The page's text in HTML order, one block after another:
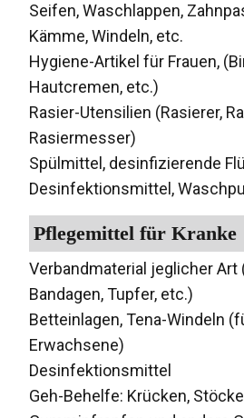
Seifen, Waschlappen,
Kämme, Windeln, etc.
Hygiene-Artikel für Frauen,
Hautcremen, etc.)
Rasier-Utensilien (Rasierer,
Rasiermesser)
Spülmittel, desinfizierende
Desinfektionsmittel,
Pflegemittel für Kranke
Verbandmaterial jeglicher Art
Bandagen, Tupfer, etc.)
Betteinlagen, Tena-Windeln
Erwachsene)
Desinfektionsmittel
Geh-Behelfe: Krücken,